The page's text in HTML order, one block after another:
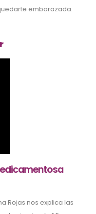
embarazada.
Rojas nos explica las